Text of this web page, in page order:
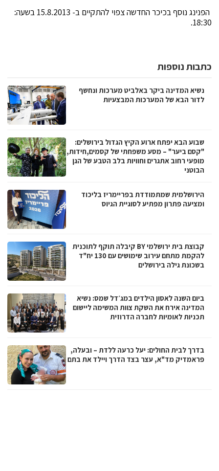
הפנינג נוסף בכיכר החדשה צפוי להתקיים ב- 15.8.2013 בשעה:
18:30.
כתבות נוספות
נשיא המדינה ביקר באלביט מערכות ונחשף
לדור הבא של המערכות המבצעיות
שבוע הבא יפתח ארוע הקיץ הגדול בירושלים:
"קסם ביער" – מסע משפחתי של קסמים,חידות,
מופעי רחוב אתגרים וחוויות בלב הטבע של הגן
הבוטני
הירושלמית שמתמודדת בפריימריז בליכוד
ומציעה פתרון מפתיע לסוגיית הגיוס
קבוצת בית ירושלמי BY קיבלה תוקף לתוכנית
להקמת מתחם עירוב שימושים עם 130 יח"ד
בשכונת גילה בירושלים
ביום השנה לאסון הילדים במג׳דל שמס: נשיא
המדינה אירח את השקת צוות המשימה ליישום
תכניות לאומיות לחברה הדרוזית
בדרך לבית החולים: יעל כרעה ללדת – ובעלה,
פראמדיק מד"א, עצר בצד הדרך ויילד את בתם